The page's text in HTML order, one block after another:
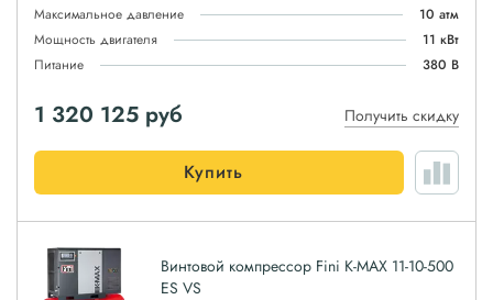
Максимальное давление
10 атм
Мощность двигателя
11 кВт
Питание
380 В
1 320 125 руб Получить скидку
Купить
Винтовой компрессор Fini K-MAX 11-10-500
ES VS